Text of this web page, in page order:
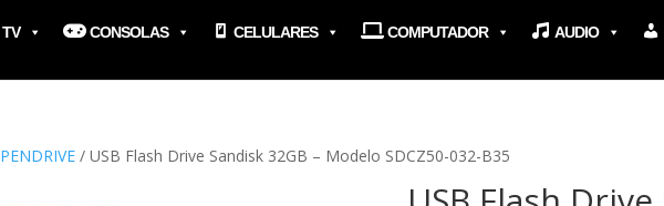
TV CONSOLAS CELULARES COMPUTADOR AUDIO
PENDRIVE / USB Flash Drive Sandisk 32GB – Modelo SDCZ50-032-B35